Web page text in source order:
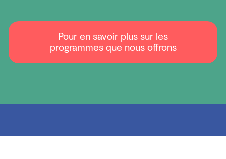
Pour en savoir plus sur les
programmes que nous offrons